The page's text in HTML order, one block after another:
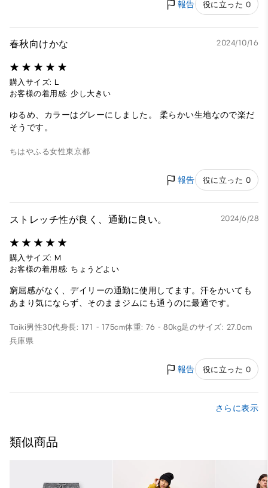
報告 役に立った 0
春秋向けかな 2024/10/16
購入サイズ: L
お客様の着用感: 少し大きい
ゆるめ、カラーはグレーにしました。 柔らかい生地なので楽だ
そうです。
ちはやふる女性東京都
報告 役に立った 0
ストレッチ性が良く、通勤に良い。 2024/6/28
購入サイズ: M
お客様の着用感: ちょうどよい
窮屈感がなく、デイリーの通勤に使用してます。汗をかいても
あまり気にならず、そのままジムにも通うのに最適です。
Taiki男性30代身長: 171 - 175cm体重: 76 - 80kg足のサイズ: 27.0cm
兵庫県
報告 役に立った 0
さらに表示
類似商品